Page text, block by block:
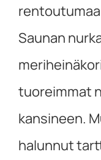
Saunan
tuoreimmat
kansineen.
halunnut